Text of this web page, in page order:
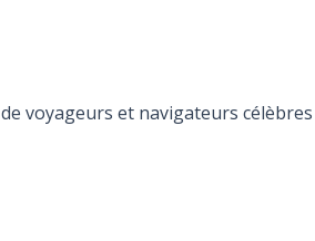
de voyageurs et navigateurs